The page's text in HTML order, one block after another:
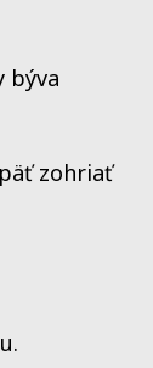
býva
zohriať